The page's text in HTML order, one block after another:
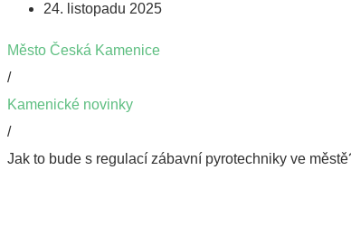
24. listopadu 2025
Město Česká Kamenice
/
Kamenické novinky
/
Jak to bude s regulací zábavní pyrotechniky ve